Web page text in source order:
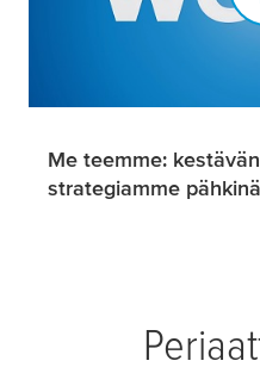
Me teemme:
strategiamme